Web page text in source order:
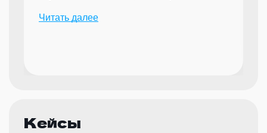
мероприятий.
Читать далее
Кейсы